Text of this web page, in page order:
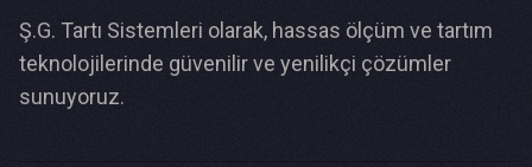
Ş.G. Tartı Sistemleri olarak, hassas ölçüm ve tartım
teknolojilerinde güvenilir ve yenilikçi çözümler
sunuyoruz.